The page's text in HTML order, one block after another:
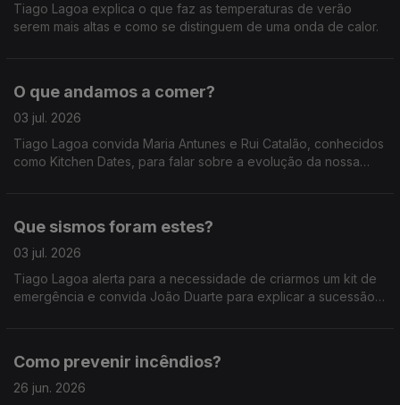
Tiago Lagoa explica o que faz as temperaturas de verão
serem mais altas e como se distinguem de uma onda de calor.
O que andamos a comer?
03 jul. 2026
Tiago Lagoa convida Maria Antunes e Rui Catalão, conhecidos
como Kitchen Dates, para falar sobre a evolução da nossa
Que sismos foram estes?
03 jul. 2026
Tiago Lagoa alerta para a necessidade de criarmos um kit de
emergência e convida João Duarte para explicar a sucessão
Como prevenir incêndios?
26 jun. 2026